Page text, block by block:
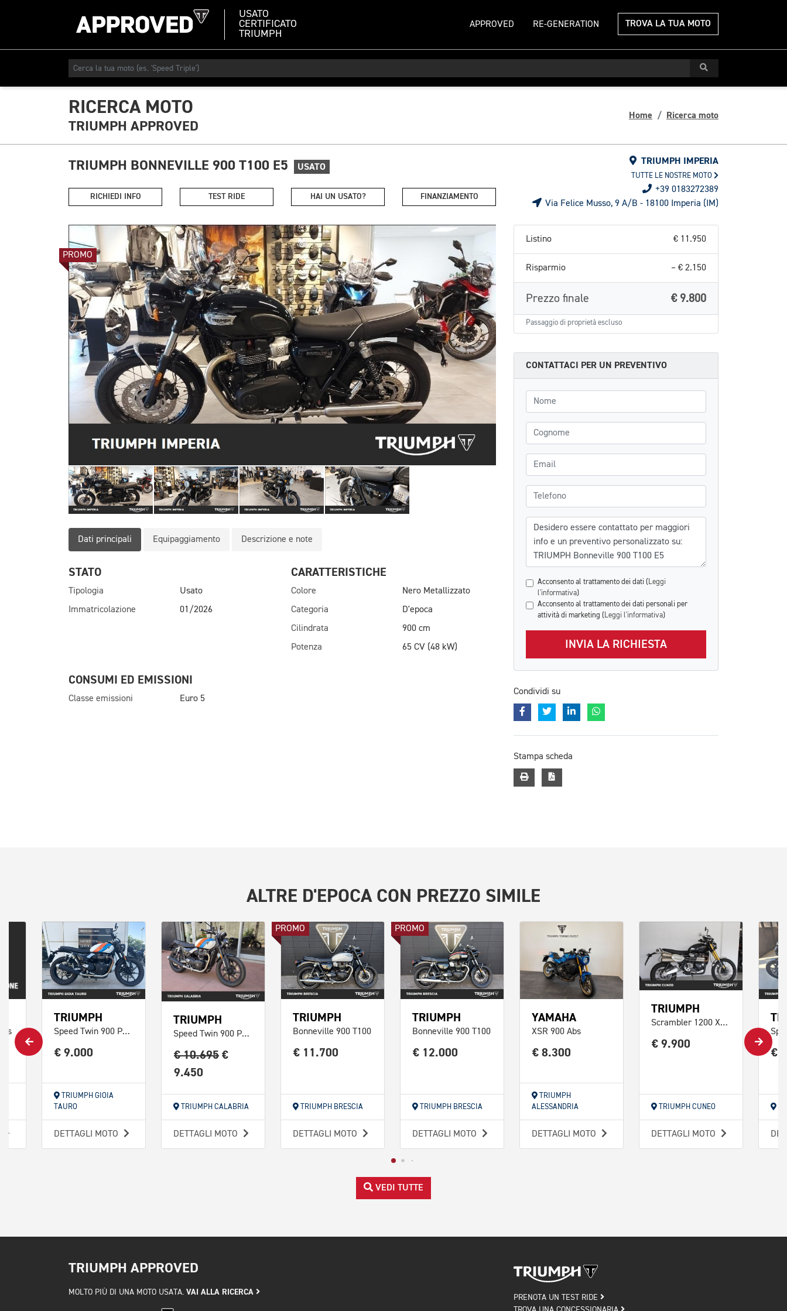
USATO
CERTIFICATO
TRIUMPH
APPROVED RE-GENERATION TROVA LA TUA MOTO
RICERCA MOTO
TRIUMPH APPROVED
Home Ricerca moto
TRIUMPH BONNEVILLE 900 T100 E5 USATO
RICHIEDI INFO TEST RIDE HAI UN USATO? FINANZIAMENTO
TRIUMPH IMPERIA
TUTTE LE NOSTRE MOTO
+39 0183272389
Via Felice Musso, 9 A/B - 18100 Imperia (IM)
PROMO
Dati principali Equipaggiamento Descrizione e note
STATO
Tipologia
Usato
Immatricolazione
01/2026
CARATTERISTICHE
Colore
Nero Metallizzato
Categoria
D'epoca
Cilindrata
900 cm
Potenza
65 CV (48 kW)
CONSUMI ED EMISSIONI
Classe emissioni Euro 5
Listino € 11.950
Risparmio – € 2.150
Prezzo finale € 9.800
Passaggio di proprietà escluso
CONTATTACI PER UN PREVENTIVO
Nome
Cognome
Email
Telefono
Messaggio
Acconsento al trattamento dei dati ( Leggi
l'informativa)
Acconsento al trattamento dei dati personali per
attività di marketing ( Leggi l'informativa)
INVIA LA RICHIESTA
Condividi su
Stampa scheda
ALTRE D'EPOCACON PREZZO SIMILE
TRIUMPH
Speed Twin 900 Pure White/Blue/Orange Abs
€ 9.000
TRIUMPH GIOIA
TAURO
DETTAGLI MOTO
TRIUMPH
Speed Twin 900 Pure White/Blue/Orange Abs
€ 10.695 €
9.450
TRIUMPH CALABRIA
DETTAGLI MOTO
PROMO
TRIUMPH
Bonneville 900 T100
€ 11.700
TRIUMPH BRESCIA
DETTAGLI MOTO
PROMO
TRIUMPH
Bonneville 900 T100
€ 12.000
TRIUMPH BRESCIA
DETTAGLI MOTO
YAMAHA
XSR 900 Abs
€ 8.300
TRIUMPH
ALESSANDRIA
DETTAGLI MOTO
TRIUMPH
Scrambler 1200 XE Abs
€ 9.900
TRIUMPH CUNEO
DETTAGLI MOTO
€
VEDI TUTTE
TRIUMPH APPROVED
MOLTO PIÙ DI UNA MOTO USATA. VAI ALLA RICERCA
PRENOTA UN TEST RIDE